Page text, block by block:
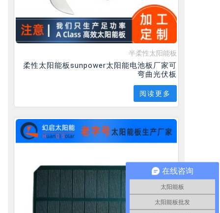
个
半柔性太阳能板
柔性太阳能板sunpower太阳能电池板厂家可
弯曲光伏板
阅读更多
在线咨询
太阳能板
太阳能板批发